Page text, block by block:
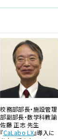
校務部部長・施設管理
部副部長・数学科教諭
佐藤 正志 先生
『CaLabo LX』導入に